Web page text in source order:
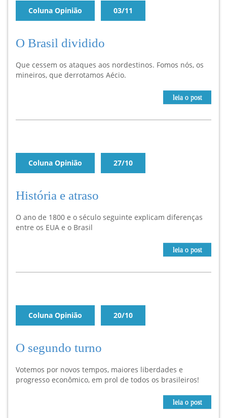
Coluna Opinião 03/11
O Brasil dividido
Que cessem os ataques aos nordestinos. Fomos nós, os
mineiros, que derrotamos Aécio.
leia o post
Coluna Opinião 27/10
História e atraso
O ano de 1800 e o século seguinte explicam diferenças
entre os EUA e o Brasil
leia o post
Coluna Opinião 20/10
O segundo turno
Votemos por novos tempos, maiores liberdades e
progresso econômico, em prol de todos os brasileiros!
leia o post